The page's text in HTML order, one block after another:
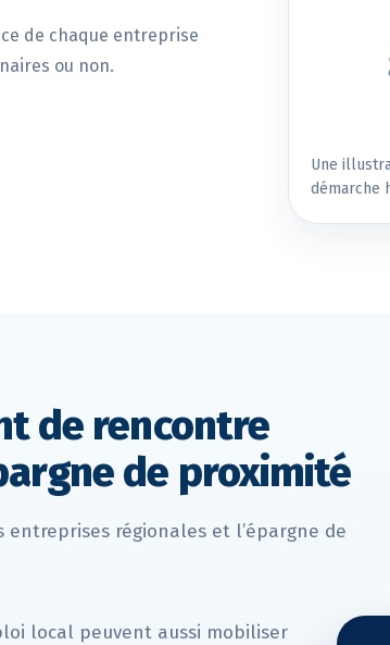
de chaque entreprise
ou non.
Une
démarche
de rencontre
de proximité
régionales et l’épargne de
local peuvent aussi mobiliser